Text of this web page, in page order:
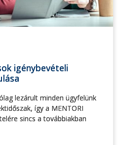
igénybevételi
lezárult minden ügyfelünk
így a MENTORI
sincs a továbbiakban